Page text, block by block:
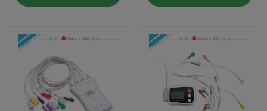
Permintaan Penawaran
Company News